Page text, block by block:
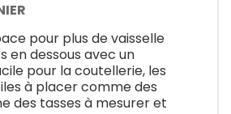
pour plus de vaisselle
en dessous avec un
pour la coutellerie, les
à placer comme des
des tasses à mesurer et